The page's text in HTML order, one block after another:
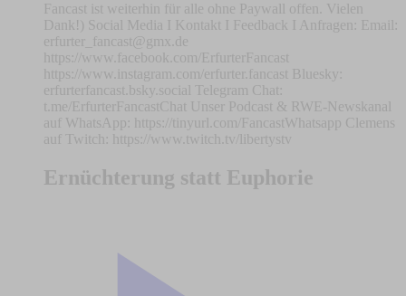
Fancast ist weiterhin für alle ohne Paywall offen. Vielen
Dank!) Social Media I Kontakt I Feedback I Anfragen: Email:
erfurter_fancast@gmx.de
https://www.facebook.com/ErfurterFancast
https://www.instagram.com/erfurter.fancast Bluesky:
erfurterfancast.bsky.social Telegram Chat:
t.me/ErfurterFancastChat Unser Podcast & RWE-Newskanal
auf WhatsApp: https://tinyurl.com/FancastWhatsapp Clemens
auf Twitch: https://www.twitch.tv/libertystv
Ernüchterung statt Euphorie